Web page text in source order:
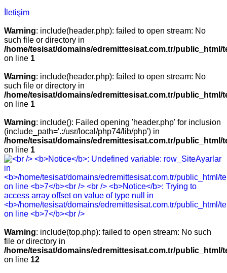
İletişim
Warning: include(header.php): failed to open stream: No
such file or directory in
/home/tesisat/domains/edremittesisat.com.tr/
on line 1
Warning: include(header.php): failed to open stream: No
such file or directory in
/home/tesisat/domains/edremittesisat.com.tr/
on line 1
Warning: include(): Failed opening 'header.php' for inclusion
(include_path='.:/usr/local/php74/lib/php') in
/home/tesisat/domains/edremittesisat.com.tr/
on line 1
Warning: include(top.php): failed to open stream: No such
file or directory in
/home/tesisat/domains/edremittesisat.com.tr/
on line 12